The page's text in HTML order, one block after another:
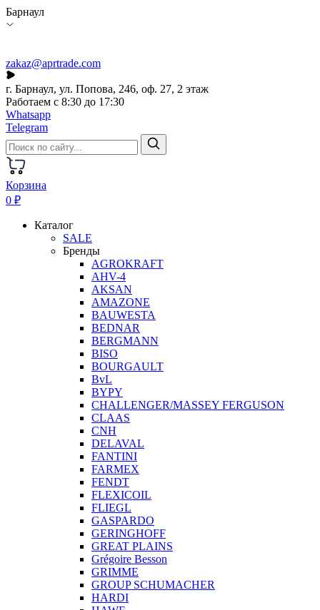
Барнаул
zakaz@aprtrade.com
г. Барнаул, ул. Попова, 246, оф. 27, 2 этаж
Работаем с 8:30 до 17:30
Whatsapp
Telegram
Корзина
0 ₽
Каталог
SALE
Бренды
AGROKRAFT
AHV-4
AKSAN
AMAZONE
BAUWESTA
BEDNAR
BERGMANN
BISO
BOURGAULT
BvL
BYPY
CHALLENGER/MASSEY FERGUSON
CLAAS
CNH
DELAVAL
FANTINI
FARMEX
FENDT
FLEXICOIL
FLIEGL
GASPARDO
GERINGHOFF
GREAT PLAINS
Grégoire Besson
GRIMME
GROUP SCHUMACHER
HARDI